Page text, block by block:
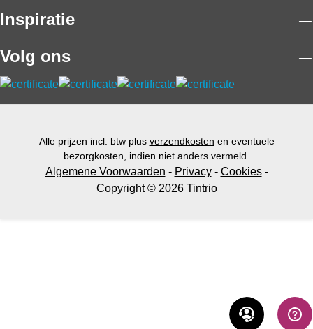
Inspiratie
Volg ons
Alle prijzen incl. btw plus verzendkosten en eventuele
bezorgkosten, indien niet anders vermeld.
Algemene Voorwaarden - Privacy- Cookies-
Copyright © 2026 Tintrio